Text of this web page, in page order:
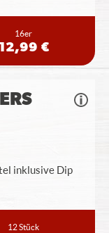
16er
12,99 €
inklusive Dip
12 Stück